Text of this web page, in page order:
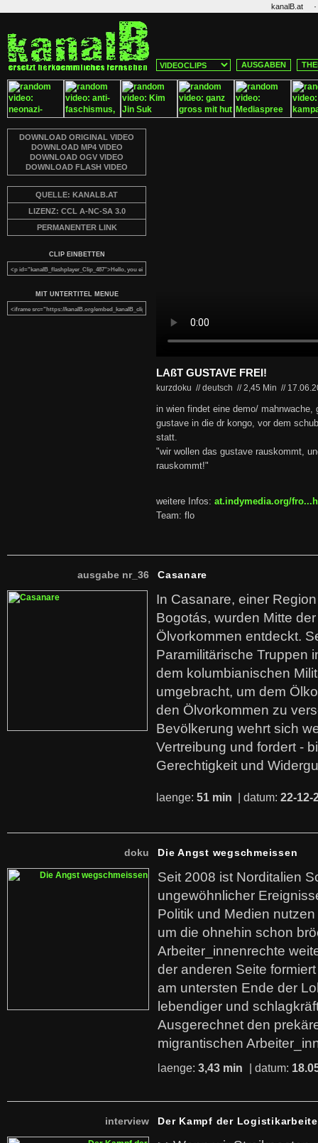
kanalB.at ·
AUSGABEN
DOWNLOAD ORIGINAL VIDEO
DOWNLOAD MP4 VIDEO
DOWNLOAD OGV VIDEO
DOWNLOAD FLASH VIDEO
QUELLE: KANALB.AT
LIZENZ: CCL A-NC-SA 3.0
PERMANENTER LINK
CLIP EINBETTEN
MIT UNTERTITEL MENUE
LAßT GUSTAVE FREI!
kurzdoku // deutsch //2,45 Min //
in wien findet eine demo/ mahnwache,
gustave in die dr kongo, vor dem
statt.
"wir wollen das gustave rauskommt,
rauskommt!"
weitere Infos: at.indymedia.org/
Team: flo
ausgabe nr_36 Casanare
In Casanare, einer
Bogotás, wurden Mitte
Ölvorkommen entdeckt.
Paramilitärische Truppen
dem kolumbianischen
umgebracht, um dem
den Ölvorkommen zu
Bevölkerung wehrt sich
Vertreibung und fordert -
Gerechtigkeit und
laenge: 51 min | datum: 22-12-
doku Die Angst wegschmeissen
Seit 2008 ist Norditalien
ungewöhnlicher
Politik und Medien
um die ohnehin schon
Arbeiter_innenrechte
der anderen Seite
am untersten Ende der
lebendiger und
Ausgerechnet den
migrantischen
laenge: 3,43 min | datum:
interview Der Kampf der